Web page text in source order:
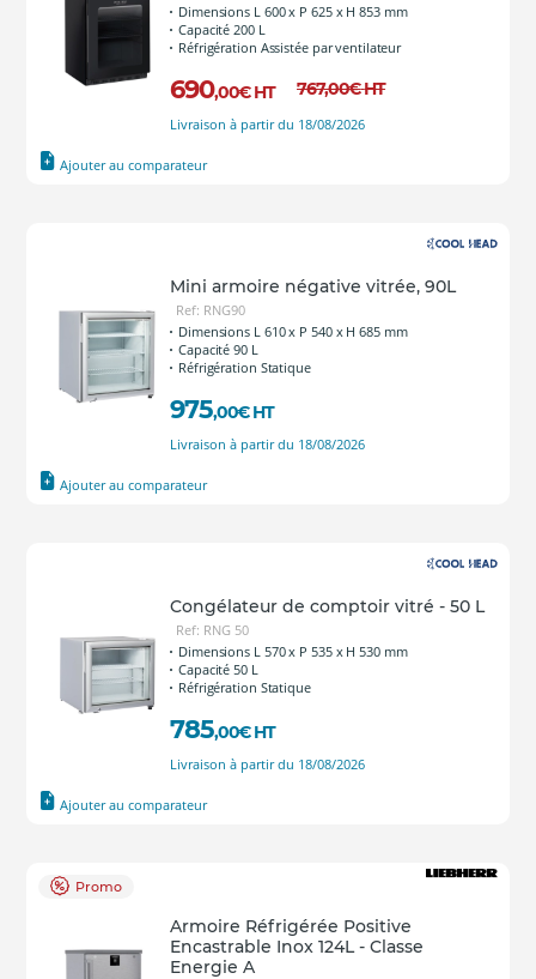
Dimensions L 600 x P 625 x H 853 mm
Capacité 200 L
Réfrigération Assistée par ventilateur
690,00€ HT 767,00€HT
Livraison à partir du 18/08/2026
Ajouter au comparateur
Mini armoire négative vitrée, 90L
Ref: RNG90
Dimensions L 610 x P 540 x H 685 mm
Capacité 90 L
Réfrigération Statique
975,00€ HT
Livraison à partir du 18/08/2026
Ajouter au comparateur
Congélateur de comptoir vitré - 50 L
Ref: RNG 50
Dimensions L 570 x P 535 x H 530 mm
Capacité 50 L
Réfrigération Statique
785,00€ HT
Livraison à partir du 18/08/2026
Ajouter au comparateur
Promo
Armoire Réfrigérée Positive
Encastrable Inox 124L - Classe
Energie A